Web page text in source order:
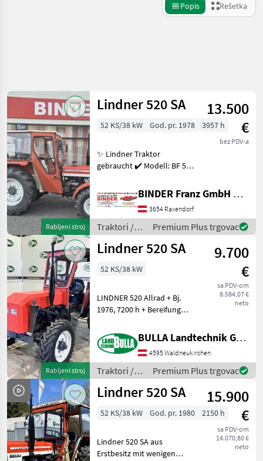
Popis Rešetka
Kategorija 5 Država Filtri
TRENUTNA
STAZA
Poljoprivredna
tehnika
Traktori
Standardni
Traktori
Traktori
Tockasi
Lindner
520
Sa
ODABERITE
KATEGORIJU
Lindner
John Deere
Fendt
New Holland
Steyr
Poništi
Prikaži 5
rezultata
Rabljeni stroj
Lindner 520 SA
13.500
€
bez PDV-a
52 KS/38 kW God. pr. 1978 3957 h
✨ Lindner Traktor
gebraucht ✔️ Modell: BF 520
Ausführung ✔️ 3 Zyl.
Perkins Motor ✔️ Leistung:
52PS ✔️ Hubraum: 2.502
cm³ ✔️ Allrad lasts
BINDER Franz GmbH & CoKG
3654 Raxendorf
Traktori /
Lindner
Premium Plus trgovac
Rabljeni stroj
Lindner 520 SA
9.700
€
sa PDV-om
8.584,07 €
neto
52 KS/38 kW
LINDNER 520 Allrad + Bj.
1976, 7200 h + Bereifung
7.50 - 18 + 2
Zusatzsteuergeräte +
hydraulische Lenkung +
Schutzplatte für Vorderac
BULLA Landtechnik GmbH
4595 Waldneukirchen
Traktori /
Lindner
Premium Plus trgovac
Lindner 520 SA
15.900
€
sa PDV-om
14.070,80 €
neto
52 KS/38 kW God. pr. 1980 2150 h
Lindner 520 SA aus
Erstbesitz mit wenigen